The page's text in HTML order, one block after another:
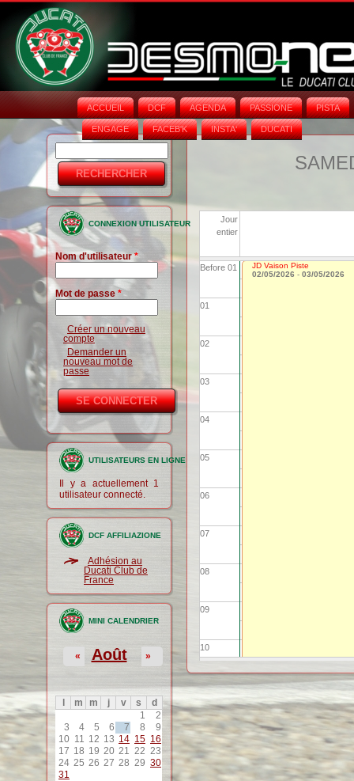
ACCUEIL DCF AGENDA PASSIONE PISTA
ENGAGE FACEB'K INSTA‘ DUCATI
Formulaire
de
recherche
CONNEXION UTILISATEUR
Nom d'utilisateur*
Mot de passe *
Créer un nouveau
compte
Demander un
nouveau mot de
passe
UTILISATEURS EN LIGNE
Il y a actuellement 1
utilisateur connecté.
DCF AFFILIAZIONE
Adhésion au
Ducati Club de
France
MINI CALENDRIER
Août
« »
m m j v s
d
1
2
3
4 5 6 7 8
9
10 11 12 13 14 15 16
17 18 19 20 21 22 23
24 25 26 27 28 29 30
31
Jour
entier
Before 01
01
02
03
04
05
06
07
08
09
10
11
12
13
JD Vaison Piste
02/05/2026 - 03/05/2026